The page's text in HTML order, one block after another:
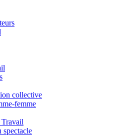
collective
femme
Travail
spectacle